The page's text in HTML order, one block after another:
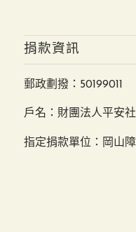
捐款資訊
郵政劃撥：50199011
戶名：財團法人平安
指定捐款單位：岡山